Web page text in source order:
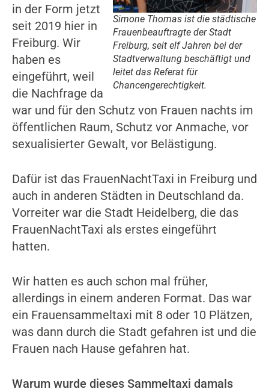
Simone Thomas ist die städtische
Frauenbeauftragte der Stadt
Freiburg, seit elf Jahren bei der
Stadtverwaltung beschäftigt und
leitet das Referat für
Chancengerechtigkeit.
in der Form jetzt
seit 2019 hier in
Freiburg. Wir
haben es
eingeführt, weil
die Nachfrage da
war und für den Schutz von Frauen nachts im
öffentlichen Raum, Schutz vor Anmache, vor
sexualisierter Gewalt, vor Belästigung.
Dafür ist das FrauenNachtTaxi in Freiburg und
auch in anderen Städten in Deutschland da.
Vorreiter war die Stadt Heidelberg, die das
FrauenNachtTaxi als erstes eingeführt
hatten.
Wir hatten es auch schon mal früher,
allerdings in einem anderen Format. Das war
ein Frauensammeltaxi mit 8 oder 10 Plätzen,
was dann durch die Stadt gefahren ist und die
Frauen nach Hause gefahren hat.
Warum wurde dieses Sammeltaxi damals